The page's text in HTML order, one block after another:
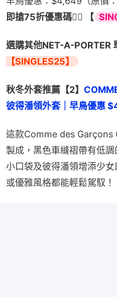
即搶75折優惠碼👉🏻 【
選購其他NET-A-PORTER
【SINGLES25】
秋冬外套推薦【2】
彼得潘領外套｜早鳥優惠
這款Comme des Garçons
製成，黑色車縫褶帶有低
小口袋及彼得潘領增添少
或優雅風格都能輕鬆駕馭！